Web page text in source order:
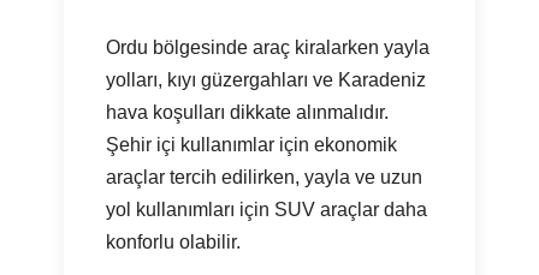
Ordu bölgesinde araç kiralarken yayla
yolları, kıyı güzergahları ve Karadeniz
hava koşulları dikkate alınmalıdır.
Şehir içi kullanımlar için ekonomik
araçlar tercih edilirken, yayla ve uzun
yol kullanımları için SUV araçlar daha
konforlu olabilir.